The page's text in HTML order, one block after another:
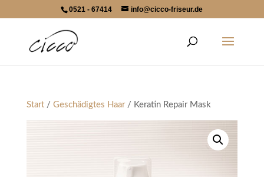
0521 - 67414 info@cicco-friseur.de
Start/ Geschädigtes Haar/ Keratin Repair Mask